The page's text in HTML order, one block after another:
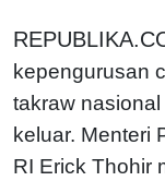
kepengurusan
takraw
keluar. Menteri
RI Erick Thohir